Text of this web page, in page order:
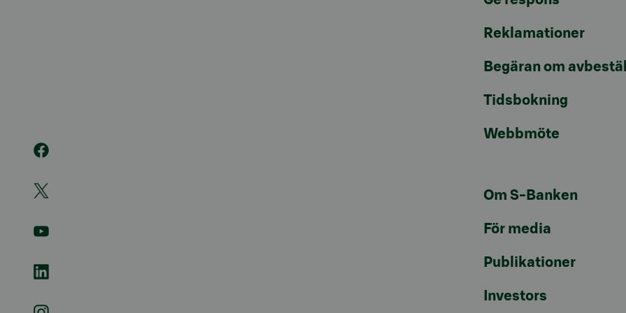
Reklamationer
Begäran om
Tidsbokning
Webbmöte
Om S-Banken
För media
Publikationer
Investors